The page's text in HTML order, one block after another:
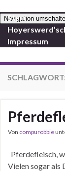
Navigation
Start
Impressum
SCHLAGWORT:
Von compurobbie
Pferdefleisch,
Vielen sogar als